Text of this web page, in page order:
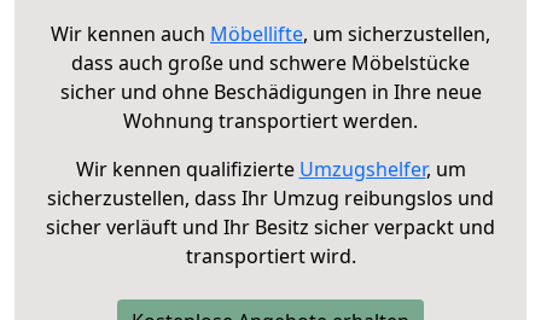
Wir kennen auch Möbellifte, um sicherzustellen,
dass auch große und schwere Möbelstücke
sicher und ohne Beschädigungen in Ihre neue
Wohnung transportiert werden.
Wir kennen qualifizierte Umzugshelfer, um
sicherzustellen, dass Ihr Umzug reibungslos und
sicher verläuft und Ihr Besitz sicher verpackt und
transportiert wird.